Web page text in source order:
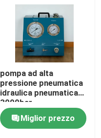
pompa ad alta
pressione pneumatica
idraulica pneumatica
3000bar
Miglior prezzo